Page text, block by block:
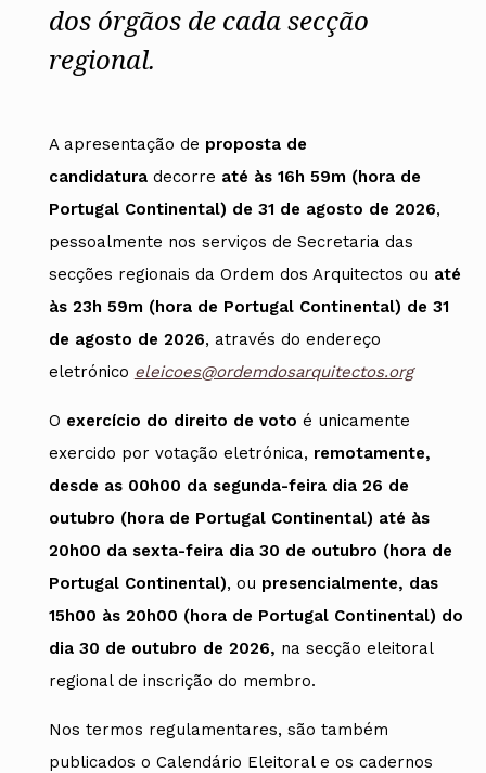
dos órgãos de cada secção
regional.
A apresentação de proposta de
candidaturadecorre até às 16h 59m (hora de
Portugal Continental) de 31 de agosto de 2026,
pessoalmente nos serviços de Secretaria das
secções regionais da Ordem dos Arquitectos ou até
às 23h 59m (hora de Portugal Continental) de 31
de agosto de 2026, através do endereço
eletrónico eleicoes@ordemdosarquitectos.org
O exercício do direito de voto é unicamente
exercido por votação eletrónica, remotamente,
desde as 00h00 da segunda-feira dia 26 de
outubro (hora de Portugal Continental) até às
20h00 da sexta-feira dia 30 de outubro (hora de
Portugal Continental), ou presencialmente, das
15h00 às 20h00 (hora de Portugal Continental) do
dia 30 de outubro de 2026, na secção eleitoral
regional de inscrição do membro.
Nos termos regulamentares, são também
publicados o Calendário Eleitoral e os cadernos